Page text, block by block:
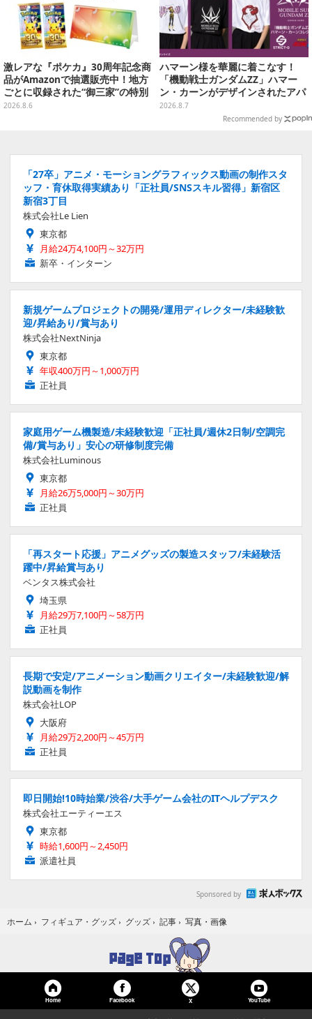
激レアな『ポケカ』30周年記念商
品がAmazonで抽選販売中！地方
ごとに収録された“御三家”の特別
カード
2026.8.6
ハマーン様を華麗に着こなす！
「機動戦士ガンダムZZ」ハマー
ン・カーンがデザインされたアパ
レルが販売
2026.8.7
Recommended by
「27卒」アニメ・モーショングラフィックス動画の制作スタ
ッフ・育休取得実績あり「正社員/SNSスキル習得」新宿区
新宿3丁目
株式会社Le Lien
東京都
月給24万4,100円～32万円
新卒・インターン
新規ゲームプロジェクトの開発/運用ディレクター/未経験歓
迎/昇給あり/賞与あり
株式会社NextNinja
東京都
年収400万円～1,000万円
正社員
家庭用ゲーム機製造/未経験歓迎「正社員/週休2日制/空調完
備/賞与あり」安心の研修制度完備
株式会社Luminous
東京都
月給26万5,000円～30万円
正社員
「再スタート応援」アニメグッズの製造スタッフ/未経験活
躍中/昇給賞与あり
ベンタス株式会社
埼玉県
月給29万7,100円～58万円
正社員
長期で安定/アニメーション動画クリエイター/未経験歓迎/解
説動画を制作
株式会社LOP
大阪府
月給29万2,200円～45万円
正社員
即日開始!10時始業/渋谷/大手ゲーム会社のITヘルプデスク
株式会社エーティーエス
東京都
時給1,600円～2,450円
派遣社員
Sponsored by
ホーム › フィギュア・グッズ › グッズ › 記事 › 写真・画像
Home Facebook X YouTube